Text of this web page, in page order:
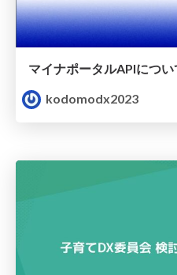
マイナポータルAPIにつ
kodomodx2023